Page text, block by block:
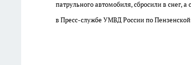
патрульного автомобиля, сбросили в снег,
вПресс-службе УМВД России по Пензенской